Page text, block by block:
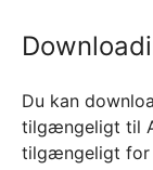
Du kan
tilgængeligt til
tilgængeligt for